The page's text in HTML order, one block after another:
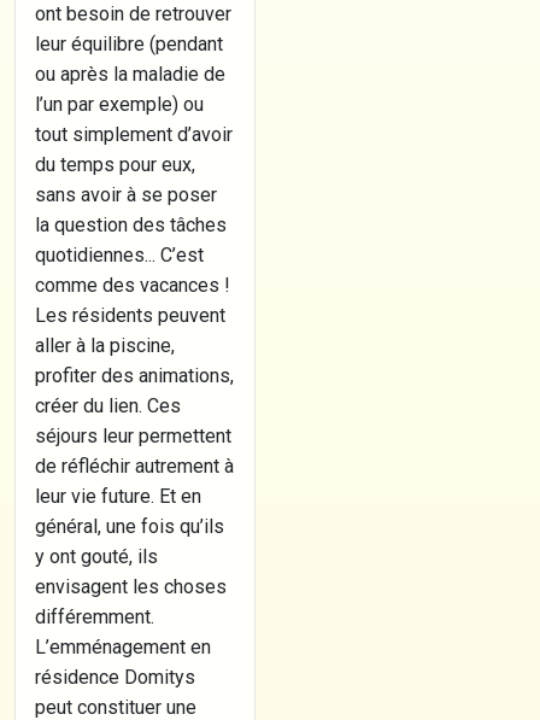
ont besoin de retrouver
leur équilibre (pendant
ou après la maladie de
l’un par exemple) ou
tout simplement d’avoir
du temps pour eux,
sans avoir à se poser
la question des tâches
quotidiennes... C’est
comme des vacances !
Les résidents peuvent
aller à la piscine,
profiter des animations,
créer du lien. Ces
séjours leur permettent
de réfléchir autrement à
leur vie future. Et en
général, une fois qu’ils
y ont gouté, ils
envisagent les choses
différemment.
L’emménagement en
résidence Domitys
peut constituer une